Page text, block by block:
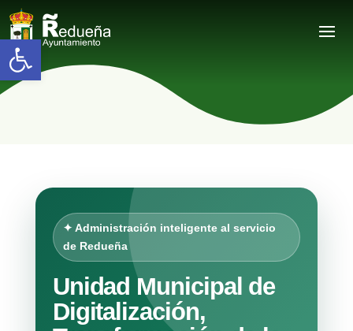
Abrir barra de herramientas
✦ Administración inteligente al servicio
de Redueña
Unidad Municipal de
Digitalización,